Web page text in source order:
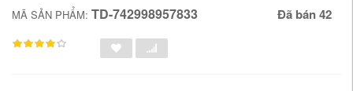
MÃ SẢN PHẨM: TD-742998957833 Đã bán 42